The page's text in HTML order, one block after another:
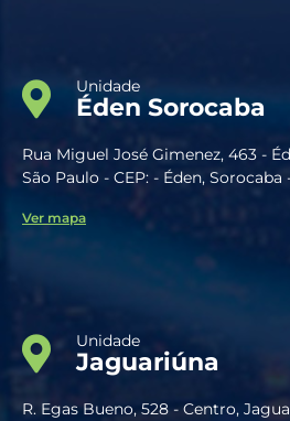
Unidade
Éden Sorocaba
Rua Miguel José Gimenez, 463 -
São Paulo - CEP: - Éden, Sorocaba
Ver mapa
Unidade
Jaguariúna
R. Egas Bueno, 528 - Centro,